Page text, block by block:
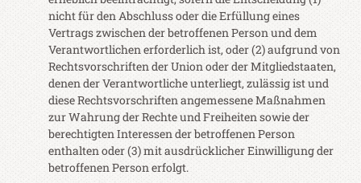
nicht für den Abschluss oder die Erfüllung eines
Vertrags zwischen der betroffenen Person und dem
Verantwortlichen erforderlich ist, oder (2) aufgrund von
Rechtsvorschriften der Union oder der Mitgliedstaaten,
denen der Verantwortliche unterliegt, zulässig ist und
diese Rechtsvorschriften angemessene Maßnahmen
zur Wahrung der Rechte und Freiheiten sowie der
berechtigten Interessen der betroffenen Person
enthalten oder (3) mit ausdrücklicher Einwilligung der
betroffenen Person erfolgt.